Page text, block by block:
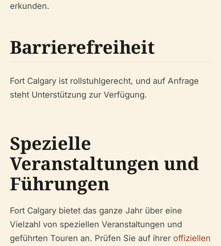
erkunden.
Barrierefreiheit
Fort Calgary ist rollstuhlgerecht, und auf Anfrage
steht Unterstützung zur Verfügung.
Spezielle
Veranstaltungen und
Führungen
Fort Calgary bietet das ganze Jahr über eine
Vielzahl von speziellen Veranstaltungen und
geführten Touren an. Prüfen Sie auf ihrer offiziellen